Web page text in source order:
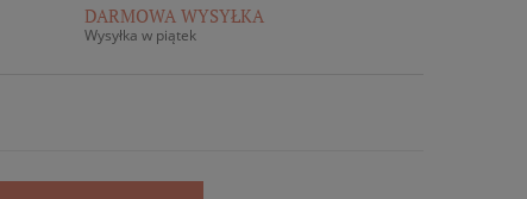
DARMOWA WYSYŁKA
Wysyłka w piątek